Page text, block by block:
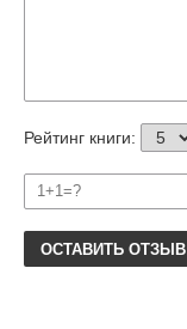
Рейтинг книги:
ОСТАВИТЬ ОТЗЫВ